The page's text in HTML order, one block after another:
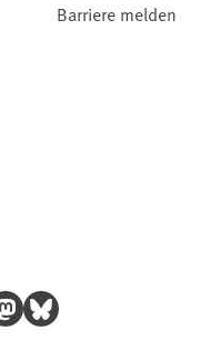
Barriere melden